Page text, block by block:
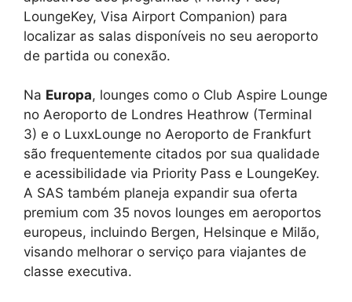
LoungeKey, Visa Airport Companion) para
localizar as salas disponíveis no seu aeroporto
de partida ou conexão.
Na Europa, lounges como o Club Aspire Lounge
no Aeroporto de Londres Heathrow (Terminal
3) e o LuxxLounge no Aeroporto de Frankfurt
são frequentemente citados por sua qualidade
e acessibilidade via Priority Pass e LoungeKey.
A SAS também planeja expandir sua oferta
premium com 35 novos lounges em aeroportos
europeus, incluindo Bergen, Helsinque e Milão,
visando melhorar o serviço para viajantes de
classe executiva.